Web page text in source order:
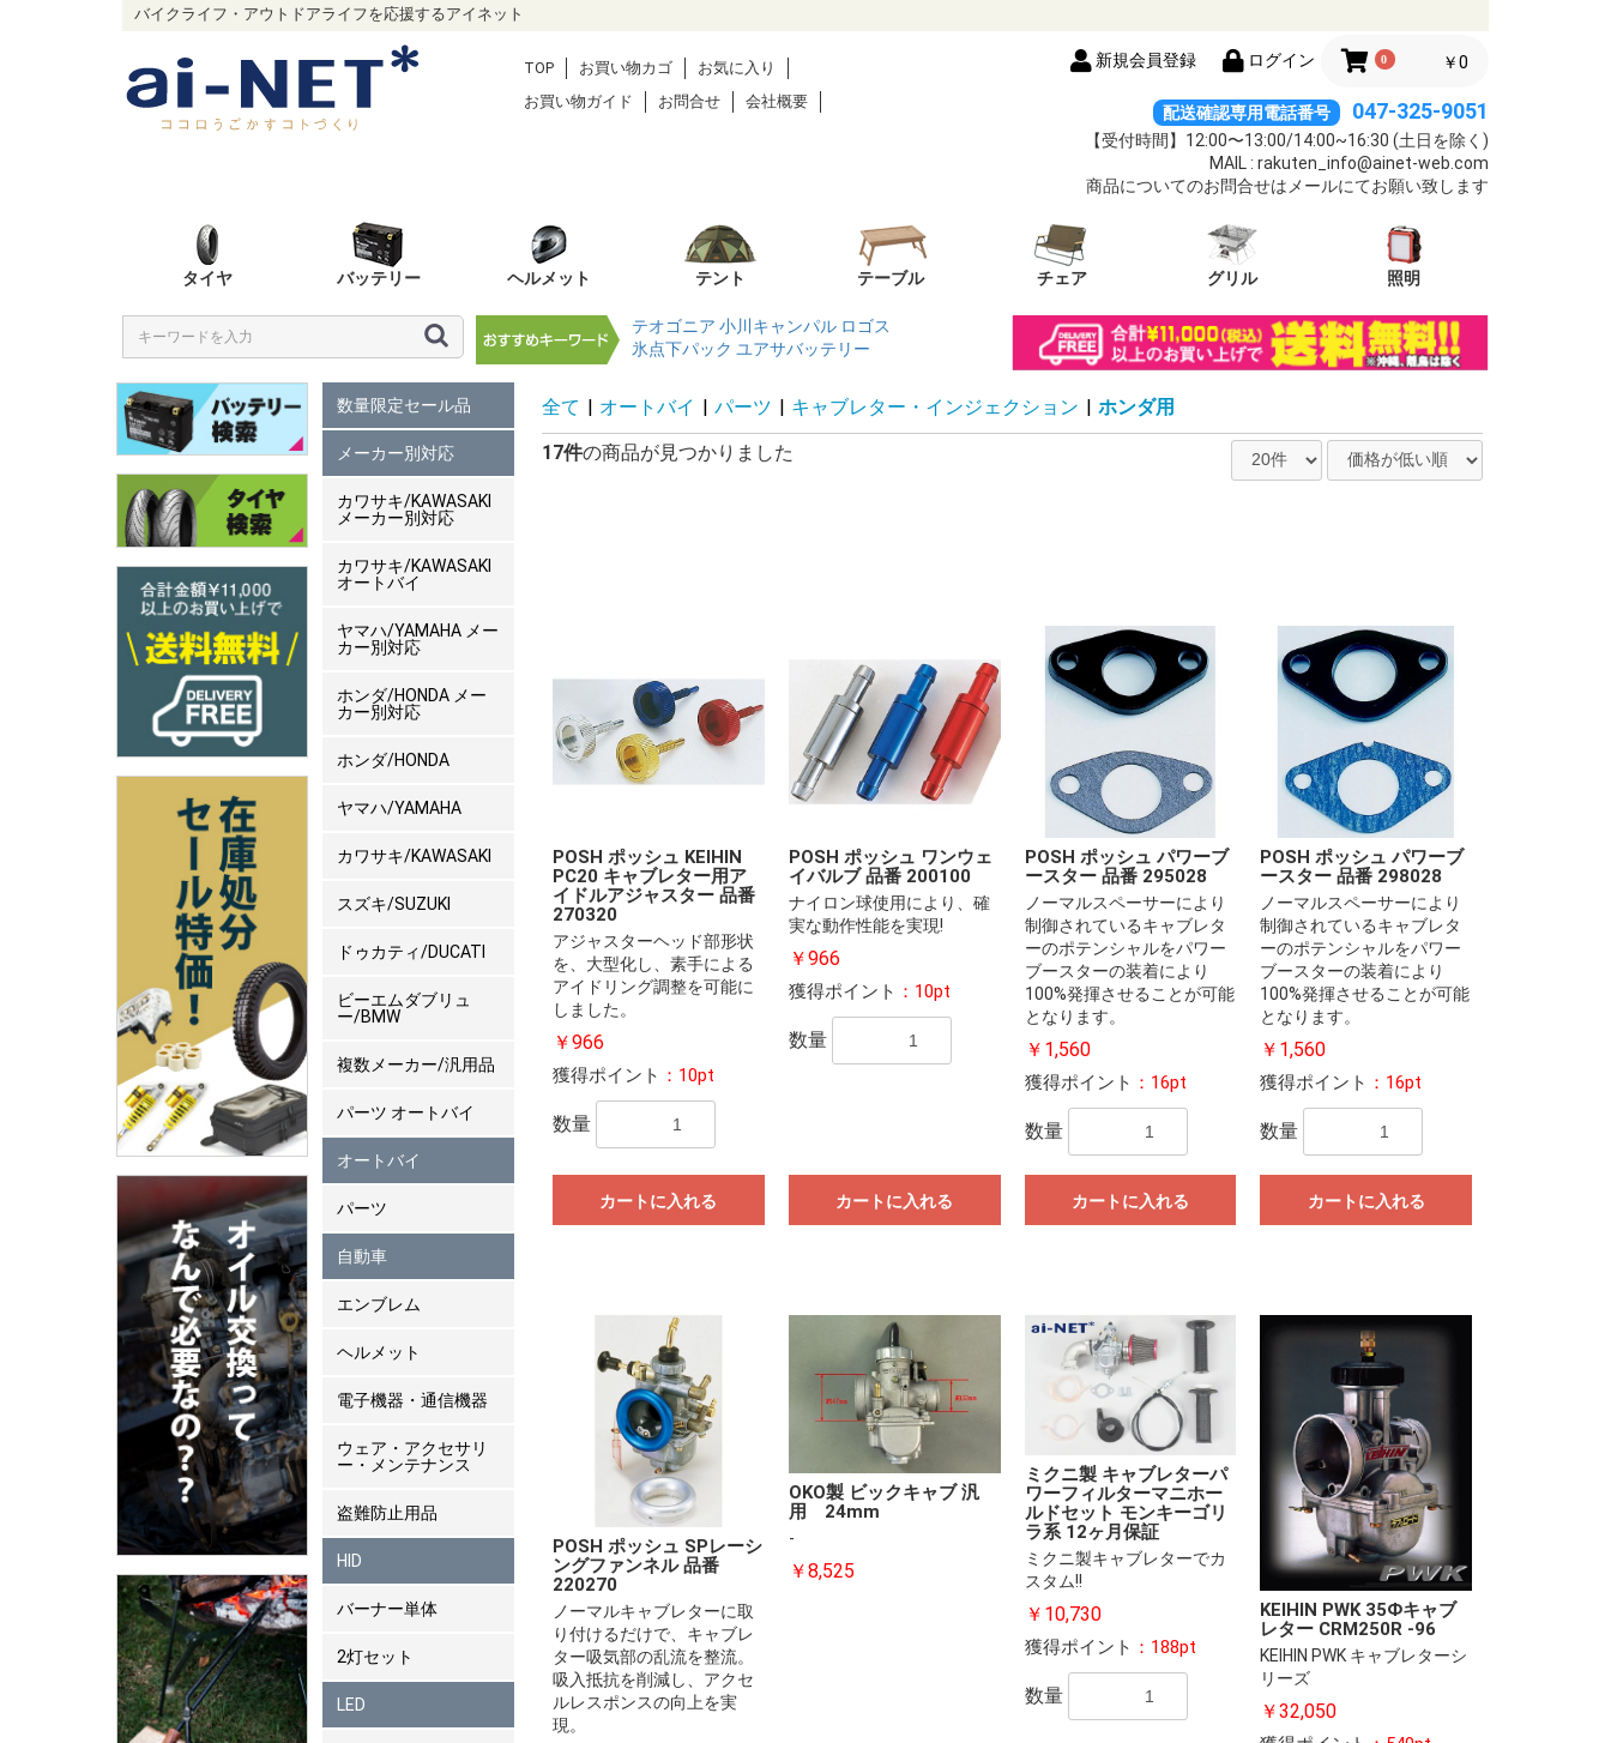
バイクライフ・アウトドアライフを応援するアイネット
TOP お買い物カゴ
お気に入り
お買い物ガイド
お問合せ 会社概要
0 ￥0
新規会員登録 ログイン
配送確認専用電話番号 047-325-9051
【受付時間】12:00〜13:00/14:00~16:30 (土日を除く)
MAIL : rakuten_info@ainet-web.com
商品についてのお問合せはメールにてお願い致します
タイヤ バッテリー ヘルメット テント テーブル チェア グリル 照明
テオゴニア 小川キャンパル ロゴス
氷点下パック ユアサバッテリー
数量限定セール品
メーカー別対応
カワサキ/KAWASAKI
メーカー別対応
カワサキ/KAWASAKI
オートバイ
ヤマハ/YAMAHA メー
カー別対応
ホンダ/HONDA メー
カー別対応
ホンダ/HONDA
ヤマハ/YAMAHA
カワサキ/KAWASAKI
スズキ/SUZUKI
ドゥカティ/DUCATI
ビーエムダブリュ
ー/BMW
複数メーカー/汎用品
パーツ オートバイ
オートバイ
パーツ
自動車
エンブレム
ヘルメット
電子機器・通信機器
ウェア・アクセサリ
ー・メンテナンス
盗難防止用品
HID
バーナー単体
2灯セット
LED
全て オートバイ パーツ キャブレター・インジェクション
ホンダ用
17件の商品が見つかりました
POSH ポッシュ KEIHIN
PC20 キャブレター用ア
イドルアジャスター 品番
270320
アジャスターヘッド部形状
を、大型化し、素手による
アイドリング調整を可能に
しました。
￥966
獲得ポイント ：10pt
数量
カートに入れる
POSH ポッシュ ワンウェ
イバルブ 品番 200100
ナイロン球使用により、確
実な動作性能を実現!
￥966
獲得ポイント ：10pt
数量
カートに入れる
POSH ポッシュ パワーブ
ースター 品番 295028
ノーマルスペーサーにより
制御されているキャブレタ
ーのポテンシャルをパワー
ブースターの装着により
100%発揮させることが可能
となります。
￥1,560
獲得ポイント ：16pt
数量
カートに入れる
POSH ポッシュ パワーブ
ースター 品番 298028
ノーマルスペーサーにより
制御されているキャブレタ
ーのポテンシャルをパワー
ブースターの装着により
100%発揮させることが可能
となります。
￥1,560
獲得ポイント ：16pt
数量
カートに入れる
POSH ポッシュ SPレーシ
ングファンネル 品番
220270
ノーマルキャブレターに取
り付けるだけで、キャブレ
ター吸気部の乱流を整流。
吸入抵抗を削減し、アクセ
ルレスポンスの向上を実
現。
OKO製 ビックキャブ 汎
用 24mm
-
￥8,525
ミクニ製 キャブレターパ
ワーフィルターマニホー
ルドセット モンキーゴリ
ラ系 12ヶ月保証
ミクニ製キャブレターでカ
スタム!!
￥10,730
獲得ポイント ：188pt
数量
KEIHIN PWK 35Фキャブ
レター CRM250R -96
KEIHIN PWK キャブレターシ
リーズ
￥32,050